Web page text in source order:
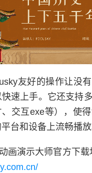
友好的操作让没
速上手。它还支持
交互exe等），使
台和设备上流畅播放
画演示大师官方下载